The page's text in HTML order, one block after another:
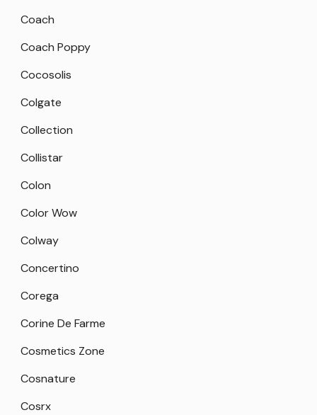
Coach
Coach Poppy
Cocosolis
Colgate
Collection
Collistar
Colon
Color Wow
Colway
Concertino
Corega
Corine De Farme
Cosmetics Zone
Cosnature
Cosrx